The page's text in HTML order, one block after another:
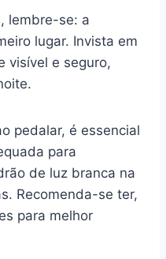
lembre-se: a
lugar. Invista em
visível e seguro,
pedalar, é essencial
para
de luz branca na
Recomenda-se ter,
para melhor